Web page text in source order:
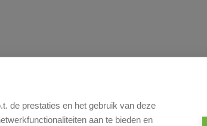
de prestaties en het gebruik van deze
aan te bieden en